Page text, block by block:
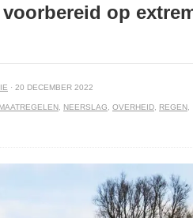
op
· 20 DECEMBER 2022
MAATREGELEN NEERSLAG OVERHEID REGEN